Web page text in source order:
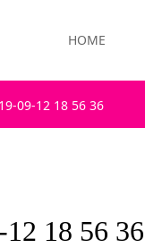
HOME
09-12 18 56 36
18 56 36